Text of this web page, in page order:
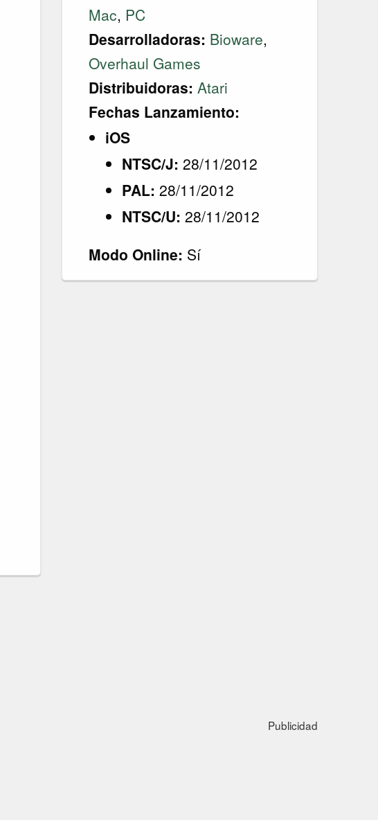
Mac, PC
Desarrolladoras: Bioware,
Overhaul Games
Distribuidoras: Atari
Fechas Lanzamiento:
iOS
NTSC/J: 28/11/2012
PAL: 28/11/2012
NTSC/U: 28/11/2012
Modo Online: Sí
Publicidad